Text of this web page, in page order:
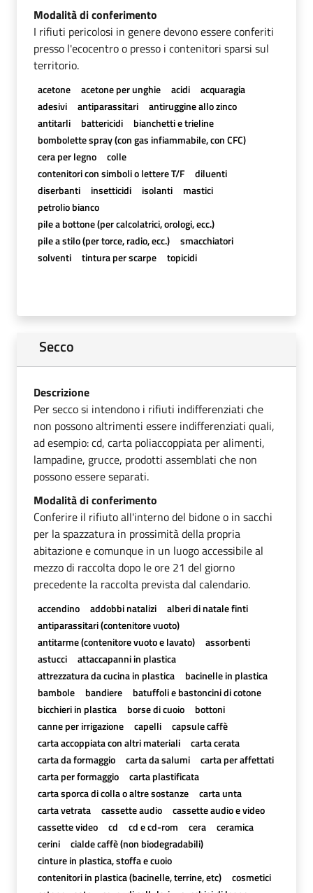
Modalità di conferimento
I rifiuti pericolosi in genere devono essere conferiti
presso l'ecocentro o presso i contenitori sparsi sul
territorio.
acetone acetone per unghie acidi
acquaragia
adesivi
antiparassitari
antiruggine allo zinco
antitarli
battericidi
bianchetti e trieline
bombolette spray (con gas infiammabile, con CFC)
cera per legno
colle
contenitori con simboli o lettere T/F
diluenti
diserbanti
insetticidi isolanti
mastici
petrolio bianco
pile a bottone (per calcolatrici, orologi, ecc.)
pile a stilo (per torce, radio, ecc.)
smacchiatori
solventi
tintura per scarpe topicidi
Secco
Descrizione
Per secco si intendono i rifiuti indifferenziati che
non possono altrimenti essere indifferenziati quali,
ad esempio: cd, carta poliaccoppiata per alimenti,
lampadine, grucce, prodotti assemblati che non
possono essere separati.
Modalità di conferimento
Conferire il rifiuto all'interno del bidone o in sacchi
per la spazzatura in prossimità della propria
abitazione e comunque in un luogo accessibile al
mezzo di raccolta dopo le ore 21 del giorno
precedente la raccolta prevista dal calendario.
accendino addobbi natalizi
alberi di natale finti
antiparassitari (contenitore vuoto)
antitarme (contenitore vuoto e lavato)
assorbenti
astucci
attaccapanni in plastica
attrezzatura da cucina in plastica
bacinelle in plastica
bambole
bandiere
batuffoli e bastoncini di cotone
bicchieri in plastica
borse di cuoio
bottoni
canne per irrigazione
capelli
capsule caffè
carta accoppiata con altri materiali
carta cerata
carta da formaggio
carta da salumi
carta per affettati
carta per formaggio
carta plastificata
carta sporca di colla o altre sostanze
carta unta
carta vetrata
cassette audio
cassette audio e video
cassette video
cd cd e cd-rom cera
ceramica
cerini
cialde caffè (non biodegradabili)
cinture in plastica, stoffa e cuoio
contenitori in plastica (bacinelle, terrine, etc)
cosmetici